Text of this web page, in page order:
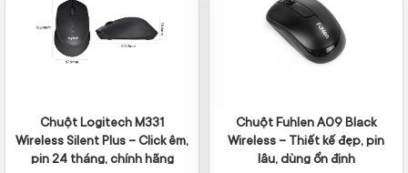
Chuột Logitech M331
Wireless Silent Plus – Click êm,
pin 24 tháng, chính hãng
Chuột Fuhlen A09 Black
Wireless – Thiết kế đẹp, pin
lâu, dùng ổn định